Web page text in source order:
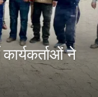
कार्यकर्ताओं ने